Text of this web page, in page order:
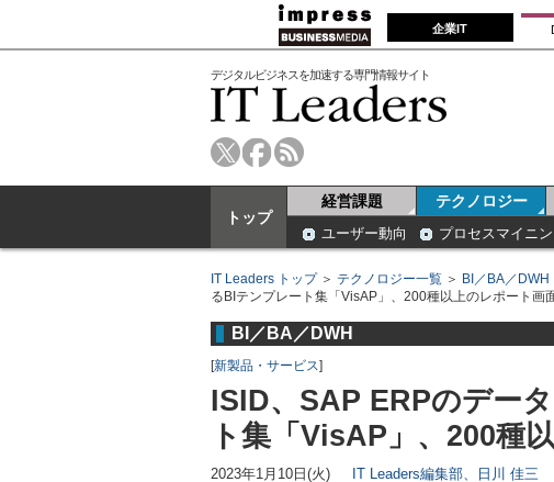
企業IT
デジタルビジネスを加速する専門情報サイト
トップ
経営課題 テクノロジー
ユーザー動向 プロセスマイニ
IT Leaders トップ＞ テクノロジー一覧 ＞ BI／BA／DWH
るBIテンプレート集「VisAP」、200種以上のレポート画
BI／BA／DWH
[新製品・サービス]
ISID、SAP ERPのデー
ト集「VisAP」、200種
2023年1月10日(火) IT Leaders編集部、日川 佳三